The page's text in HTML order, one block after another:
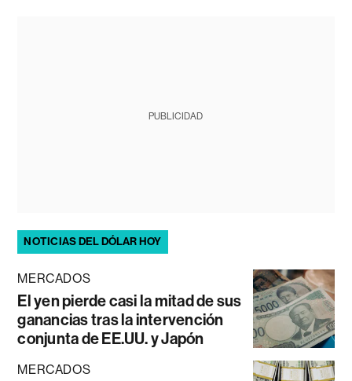
PUBLICIDAD
NOTICIAS DEL DÓLAR HOY
MERCADOS
El yen pierde casi la mitad de sus
ganancias tras la intervención
conjunta de EE.UU. y Japón
MERCADOS